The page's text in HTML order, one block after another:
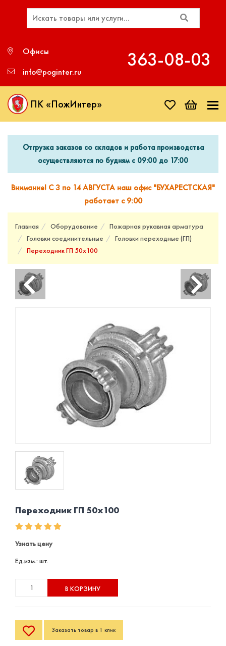
Офисы
info@poginter.ru
363‑08‑03
ПК «ПожИнтер»
Отгрузка заказов со складов и работа производства
осуществляются по будням с 09:00 до 17:00
Внимание! С 3 по 14 АВГУСТА наш офис "БУХАРЕСТСКАЯ"
работает с 9:00
Главная Оборудование
Пожарная рукавная арматура
Головки соединительные
Головки переходные (ГП)
Переходник ГП 50х100
Переходник ГП 50х100
Узнать цену
Ед.изм.: шт.
В КОРЗИНУ
Заказать товар в 1 клик